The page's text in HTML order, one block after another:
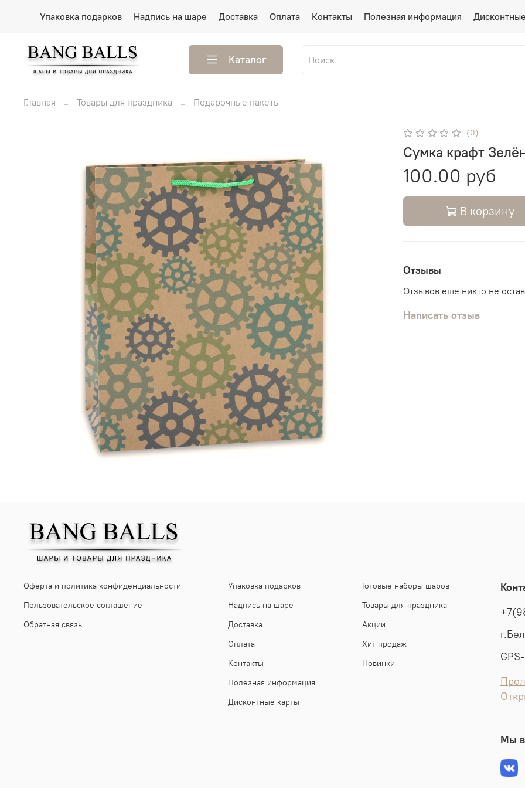
Упаковка подарков Надпись на шаре Доставка Оплата Контакты Полезная информация
Каталог
Главная Товары для праздника Подарочные пакеты
(0)
Сумка крафт
100.00 руб
В корзину
Отзывы
Отзывов еще никто не
Написать отзыв
Оферта и политика конфиденциальности
Пользовательское соглашение
Обратная связь
Упаковка подарков
Надпись на шаре
Доставка
Оплата
Контакты
Полезная информация
Дисконтные карты
Готовые наборы шаров
Товары для праздника
Акции
Хит продаж
Новинки
Мы в